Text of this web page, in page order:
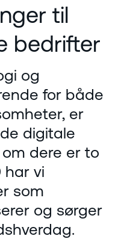
til
bedrifter
og
for både
er
digitale
dere er to
har vi
som
og sørger